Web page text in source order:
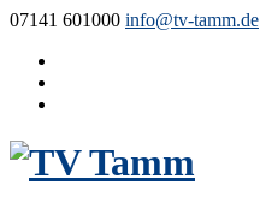
07141 601000 info@tv-tamm.de